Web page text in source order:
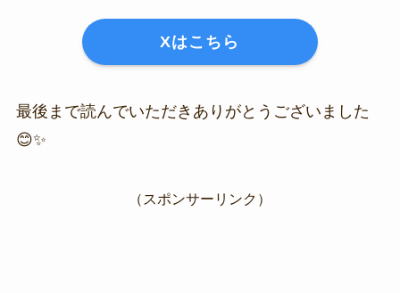
Xはこちら
最後まで読んでいただきありがとうございました
😊✨
（スポンサーリンク）